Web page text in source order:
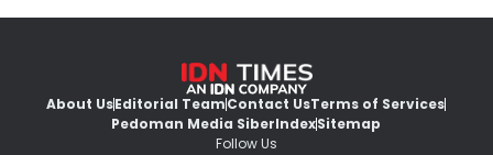
About UsEditorial TeamContact UsTerms of Services
Pedoman Media SiberIndexSitemap
Follow Us